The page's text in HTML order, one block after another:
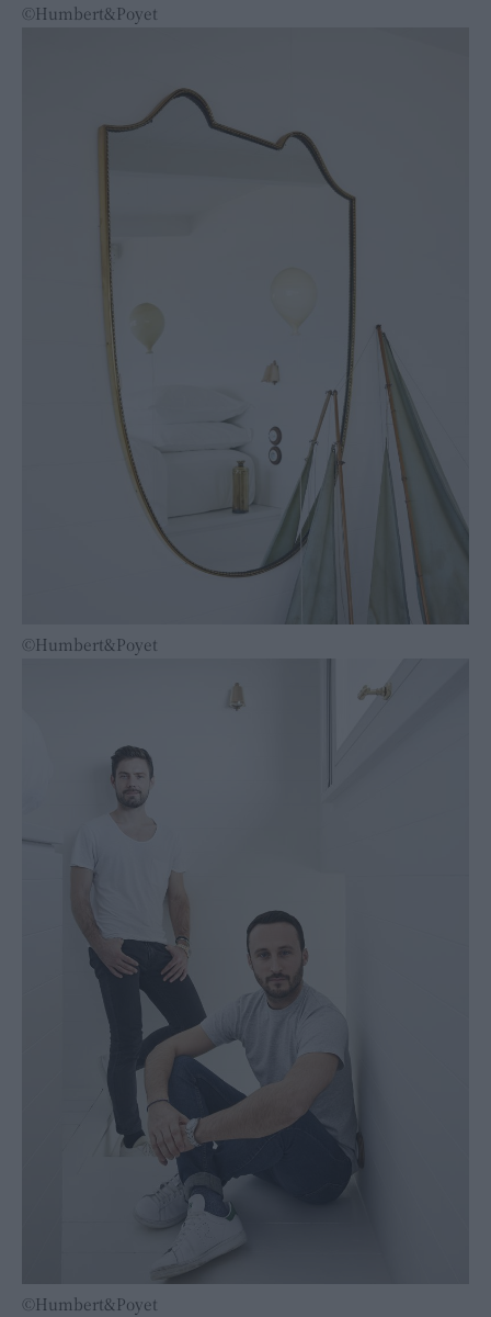
©Humbert&Poyet
©Humbert&Poyet
©Humbert&Poyet